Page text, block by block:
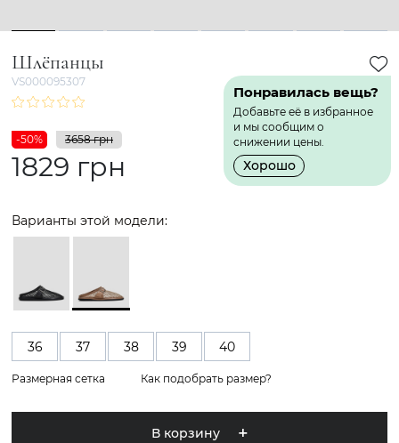
1 2 3 4 5 6 7 8
Шлёпанцы
VS000095307
Понравилась вещь?
Добавьте её в избранное
и мы сообщим о
снижении цены.
Хорошо
-50% 3658 грн
1829 грн
Варианты этой модели:
36 37 38 39 40
Размерная сетка Как подобрать размер?
В корзину